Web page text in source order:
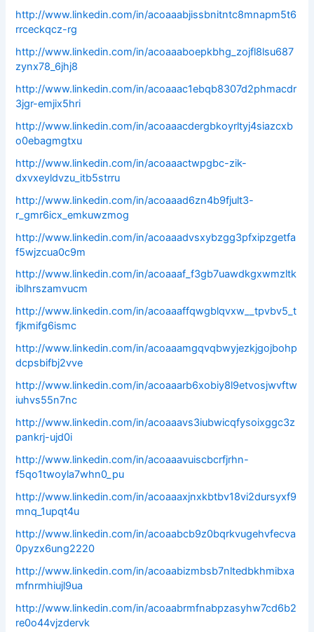
http://www.linkedin.com/in/acoaaabjissbnitntc8mnapm5t6
rrceckqcz-rg
http://www.linkedin.com/in/acoaaaboepkbhg_zojfl8lsu687
zynx78_6jhj8
http://www.linkedin.com/in/acoaaac1ebqb8307d2phmacdr
3jgr-emjix5hri
http://www.linkedin.com/in/acoaaacdergbkoyrltyj4siazcxb
o0ebagmgtxu
http://www.linkedin.com/in/acoaaactwpgbc-zik-
dxvxeyldvzu_itb5strru
http://www.linkedin.com/in/acoaaad6zn4b9fjult3-
r_gmr6icx_emkuwzmog
http://www.linkedin.com/in/acoaaadvsxybzgg3pfxipzgetfa
f5wjzcua0c9m
http://www.linkedin.com/in/acoaaaf_f3gb7uawdkgxwmzltk
iblhrszamvucm
http://www.linkedin.com/in/acoaaaffqwgblqvxw__tpvbv5_t
fjkmifg6ismc
http://www.linkedin.com/in/acoaaamgqvqbwyjezkjgojbohp
dcpsbifbj2vve
http://www.linkedin.com/in/acoaaarb6xobiy8l9etvosjwvftw
iuhvs55n7nc
http://www.linkedin.com/in/acoaaavs3iubwicqfysoixggc3z
pankrj-ujd0i
http://www.linkedin.com/in/acoaaavuiscbcrfjrhn-
f5qo1twoyla7whn0_pu
http://www.linkedin.com/in/acoaaaxjnxkbtbv18vi2dursyxf9
mnq_1upqt4u
http://www.linkedin.com/in/acoaabcb9z0bqrkvugehvfecva
0pyzx6ung2220
http://www.linkedin.com/in/acoaabizmbsb7nltedbkhmibxa
mfnrmhiujl9ua
http://www.linkedin.com/in/acoaabrmfnabpzasyhw7cd6b2
re0o44vjzdervk